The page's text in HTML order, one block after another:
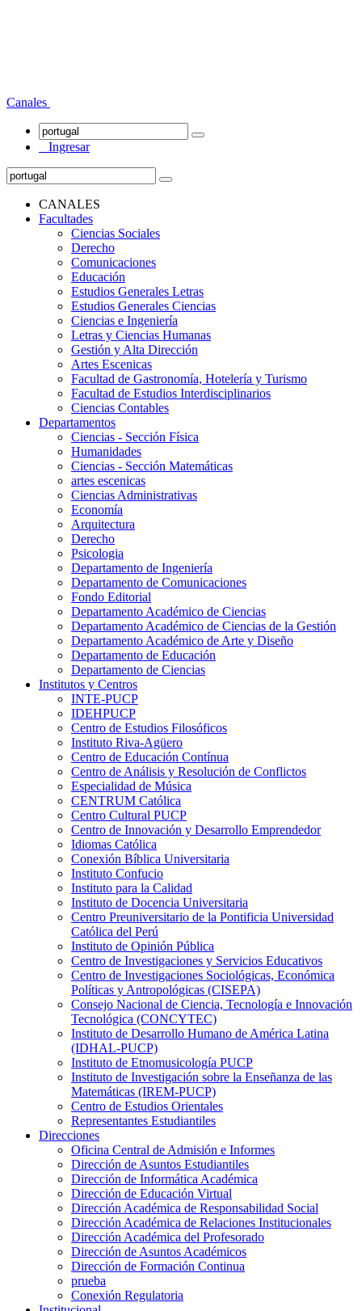
Canales
Ingresar
CANALES
Facultades
Ciencias Sociales
Derecho
Comunicaciones
Educación
Estudios Generales Letras
Estudios Generales Ciencias
Ciencias e Ingeniería
Letras y Ciencias Humanas
Gestión y Alta Dirección
Artes Escenicas
Facultad de Gastronomía, Hotelería y Turismo
Facultad de Estudios Interdisciplinarios
Ciencias Contables
Departamentos
Ciencias - Sección Física
Humanidades
Ciencias - Sección Matemáticas
artes escenicas
Ciencias Administrativas
Economía
Arquitectura
Derecho
Psicologia
Departamento de Ingeniería
Departamento de Comunicaciones
Fondo Editorial
Departamento Académico de Ciencias
Departamento Académico de Ciencias de la Gestión
Departamento Académico de Arte y Diseño
Departamento de Educación
Departamento de Ciencias
Institutos y Centros
INTE-PUCP
IDEHPUCP
Centro de Estudios Filosóficos
Instituto Riva-Agüero
Centro de Educación Contínua
Centro de Análisis y Resolución de Conflictos
Especialidad de Música
CENTRUM Católica
Centro Cultural PUCP
Centro de Innovación y Desarrollo Emprendedor
Idiomas Católica
Conexión Bíblica Universitaria
Instituto Confucio
Instituto para la Calidad
Instituto de Docencia Universitaria
Centro Preuniversitario de la Pontificia Universidad
Católica del Perú
Instituto de Opinión Pública
Centro de Investigaciones y Servicios Educativos
Centro de Investigaciones Sociológicas, Económica
Políticas y Antropológicas (CISEPA)
Consejo Nacional de Ciencia, Tecnología e Innovación
Tecnológica (CONCYTEC)
Instituto de Desarrollo Humano de América Latina
(IDHAL-PUCP)
Instituto de Etnomusicología PUCP
Instituto de Investigación sobre la Enseñanza de las
Matemáticas (IREM-PUCP)
Centro de Estudios Orientales
Representantes Estudiantiles
Direcciones
Oficina Central de Admisión e Informes
Dirección de Asuntos Estudiantiles
Dirección de Informática Académica
Dirección de Educación Virtual
Dirección Académica de Responsabilidad Social
Dirección Académica de Relaciones Institucionales
Dirección Académica del Profesorado
Dirección de Asuntos Académicos
Dirección de Formación Continua
prueba
Conexión Regulatoria